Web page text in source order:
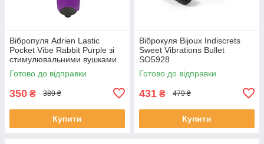
Вібропуля Adrien Lastic
Pocket Vibe Rabbit Purple зі
стимулювальними вушками
Готово до відправки
350 ₴ 389 ₴
Купити
Віброкуля Bijoux Indiscrets
Sweet Vibrations Bullet
SO5928
Готово до відправки
431 ₴ 479 ₴
Купити